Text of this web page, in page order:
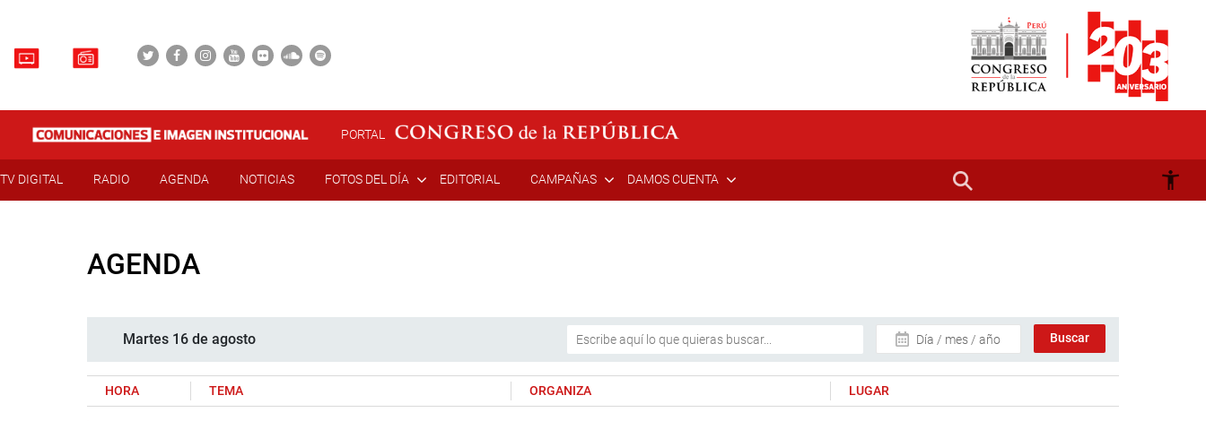
PORTAL
TV DIGITAL RADIO AGENDA NOTICIAS FOTOS DEL DÍA EDITORIAL CAMPAÑAS DAMOS CUENTA
AGENDA
Martes 16 de agosto Día / mes / año
HORA TEMA ORGANIZA LUGAR